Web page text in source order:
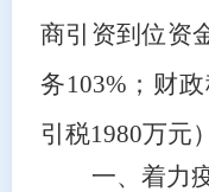
商引资到位资
务103%；财
引税1980万元
一、着力